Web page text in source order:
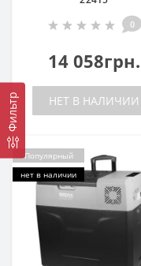
Фильтр
0
14 058грн.
НЕТ В НАЛИЧИИ
Популярный
нет в наличии